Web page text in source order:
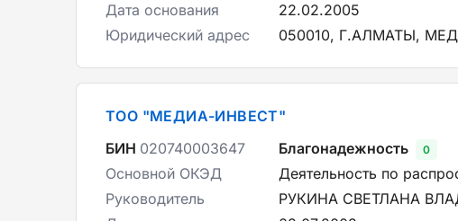
Дата основания
22.02.2005
Юридический адрес
050010, Г.АЛМАТЫ,
ТОО "МЕДИА-ИНВЕСТ"
БИН 020740003647 Благонадежность 0
Основной ОКЭД
Деятельность по
Руководитель
РУКИНА СВЕТЛАНА